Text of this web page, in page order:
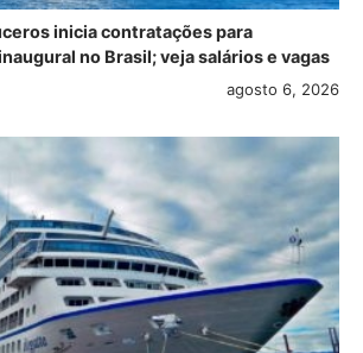
inicia contratações para
no Brasil; veja salários e vagas
agosto 6, 2026